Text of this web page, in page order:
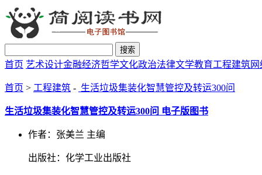
搜索
首页 艺术设计金融经济哲学文化政治法律文学教育工程建筑
首页 > 工程建筑 - 生活垃圾集装化智慧管控及转运300问
生活垃圾集装化智慧管控及转运300问 电子版图书
作者：张美兰 主编
出版社：化学工业出版社